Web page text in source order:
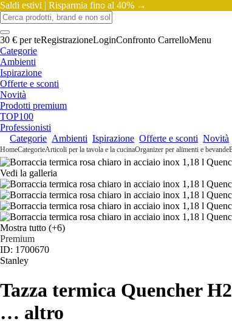
Saldi estivi | Risparmia fino al 40% →
30 € per teRegistrazioneLoginConfronto CarrelloMenu
Categorie
Ambienti
Ispirazione
Offerte e sconti
Novità
Prodotti premium
TOP100
Professionisti
Categorie Ambienti Ispirazione Offerte e sconti Novità
HomeCategorieArticoli per la tavola e la cucinaOrganizer per alimenti e bevande
Vedi la galleria
Mostra tutto (+6)
Premium
ID: 1700670
Stanley
Tazza termica Quencher
… altro